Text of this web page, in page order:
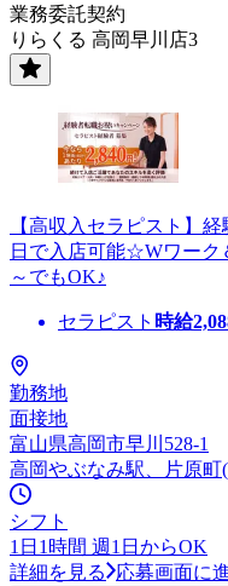
業務委託契約
りらくる 高岡早川店3
【高収入セラピスト】
日で入店可能☆Wワー
～でもOK♪
セラピスト 時給
勤務地
面接地
富山県高岡市早川528-1
高岡やぶなみ駅、片原
シフト
1日1時間 週1日からOK
詳細を見る
応募画面に